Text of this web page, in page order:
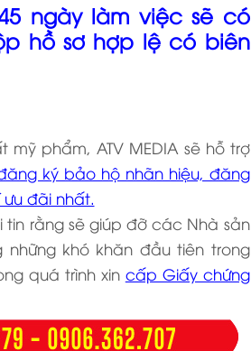
ngày làm việc sẽ có
hồ sơ hợp lệ có biên
phẩm, ATV MEDIA sẽ hỗ trợ
ký bảo hộ nhãn hiệu, đăng
đãi nhất.
tin rằng sẽ giúp đỡ các Nhà sản
khó khăn đầu tiên trong
quá trình xin cấp Giấy chứng